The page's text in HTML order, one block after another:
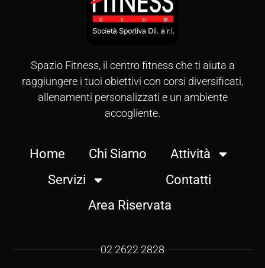
Spazio Fitness, il centro fitness che ti aiuta a
raggiungere i tuoi obiettivi con corsi diversificati,
allenamenti personalizzati e un ambiente
accogliente.
Home Chi Siamo
Attività
Servizi
Contatti
Area Riservata
02 2622 2828